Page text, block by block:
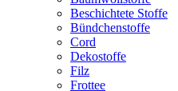
Beschichtete Stoffe
Bündchenstoffe
Cord
Dekostoffe
Filz
Frottee